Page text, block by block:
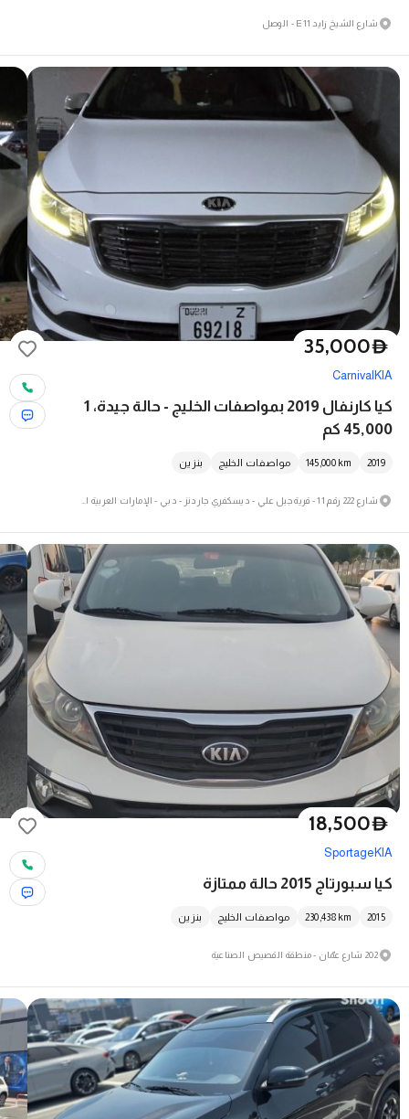
شارع الشيخ زايد E11 - الوصل
D
35,000
KIA
Carnival
كيا كارنفال 2019 بمواصفات الخليج - حالة جيدة، 1
45,000 كم
2019
145,000 km مواصفات الخليج بنزين
D
18,500
KIA
Sportage
كيا سبورتاج 2015 حالة ممتازة
2015
230,438 km مواصفات الخليج بنزين
202 شارع عمّان - منطقة القصيص الصناعية